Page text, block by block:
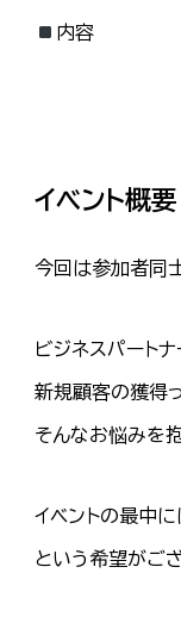
内容
イベント概要
今回は参加者同
ビジネスパート
新規顧客の獲得
そんなお悩みを
イベントの最中
という希望がご